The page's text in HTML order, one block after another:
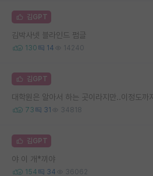
김GPT
김박사넷 블라인드 펌글
130 14 14240
김GPT
대학원은 알아서 하는 곳이라지만..이정도까
73 31 34818
김GPT
야 이 개*끼야
154 34 36062